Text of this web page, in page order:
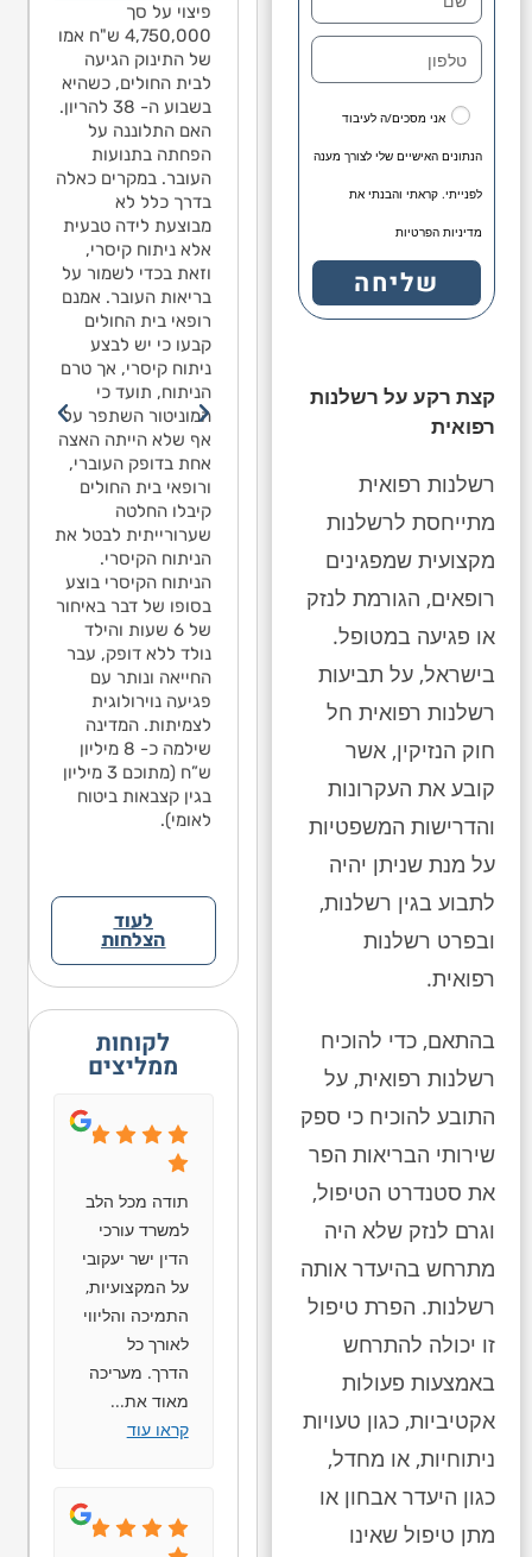
אני מסכים/ה לעיבוד
הנתונים האישיים שלי לצורך מענה
לפנייתי. קראתי והבנתי את
מדיניות הפרטיות
שליחה
קצת רקע על רשלנות
רפואית
רשלנות רפואית
מתייחסת לרשלנות
מקצועית שמפגינים
רופאים, הגורמת לנזק
או פגיעה במטופל.
בישראל, על תביעות
רשלנות רפואית חל
חוק הנזיקין, אשר
קובע את העקרונות
והדרישות המשפטיות
על מנת שניתן יהיה
לתבוע בגין רשלנות,
ובפרט רשלנות
רפואית.
בהתאם, כדי להוכיח
רשלנות רפואית, על
התובע להוכיח כי ספק
שירותי הבריאות הפר
את סטנדרט הטיפול,
וגרם לנזק שלא היה
מתרחש בהיעדר אותה
רשלנות. הפרת טיפול
זו יכולה להתרחש
באמצעות פעולות
אקטיביות, כגון טעויות
ניתוחיות, או מחדל,
כגון היעדר אבחון או
מתן טיפול שאינו
בן שנה ותשעה
עלה על
חצויה בגן
בירושלים. כל
התחתון של
היה חסר.
נפל מגובה 2 מטרים
יש לו אפילפסיה.
התביעה טען
מהנפילה,
שלא נגרם
או דימום מוחי.
פנימית כי
לבין
היה שבר/דימום
בישיבת הגישור
בתיק
על משפט
הנתבעים,
אינו יכול לקבוע
כתוצאה
הנתבעים
הגישו הודעת צד
נגד ההורים
במסגרת
טענות אלה
פיצוי על סך
לבית החולים, כשהיא
הפחתה בתנועות
בדרך כלל לא
וזאת בכדי לשמור על
בריאות העובר. אמנם
רופאי בית החולים
הניתוח, תועד כי
ורופאי בית החולים
קיבלו החלטה
שערורייתית לבטל את
הניתוח הקיסרי.
בסופו של דבר באיחור
החייאה ונותר עם
פגיעה נוירולוגית
לצמיתות. המדינה
בגין קצבאות ביטוח
לאומי).
בגין נפילה​
ילד בן שנה ותשעה
חודשים עלה על
מגלשה חצויה בגן
לאומי בירושלים. כל
החצי התחתון של
המגלשה היה חסר.
נפל מגובה 2 מטרים
ומיד סבל מפרכוס.
מאז יש לו אפילפסיה.
מומחה התביעה טען
כי האפילפסיה נגרמה
כתוצאה מהנפילה,
למרות שלא נגרם
שבר או דימום מוחי.
מספר מומחים
לנוירולוגיה מסרו
בהתייעצות פנימית כי
לדעתם אין קשר בין
הנפילה לבין
האפילפסיה בגלל
שלא היה שבר/דימום
מוחי. בישיבת הגישור
שהתקיימה בתיק
עמדתי על משפט
אחד בחוות הדעת
מטעם הנתבעים,
לפניו אינו יכול לקבוע
את אחוזי הנכות
שנגרמו כתוצאה
מהנפילה. הנתבעים
גם הגישו הודעת צד
ג’ נגד ההורים
והאשימו אותם
בנפילה. במסגרת
לעוד
הצלחות
לקוחות
ממליצים
תודה מכל הלב
למשרד עורכי
הדין ישר יעקובי
על המקצועיות,
התמיכה והליווי
לאורך כל
הדרך. מעריכה
מאוד את...
קראו עוד